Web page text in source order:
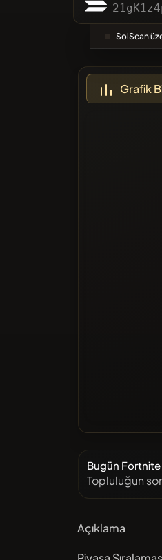
SolScan
Grafik
Bugün Fortnite
Topluluğun
Açıklama